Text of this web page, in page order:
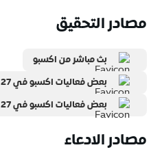
مصادر التحقيق
بث مباشر من اكسبو
بعض فعاليات اكسبو في 27 يناير
بعض فعاليات اكسبو في 27 يناير
مصادر الادعاء